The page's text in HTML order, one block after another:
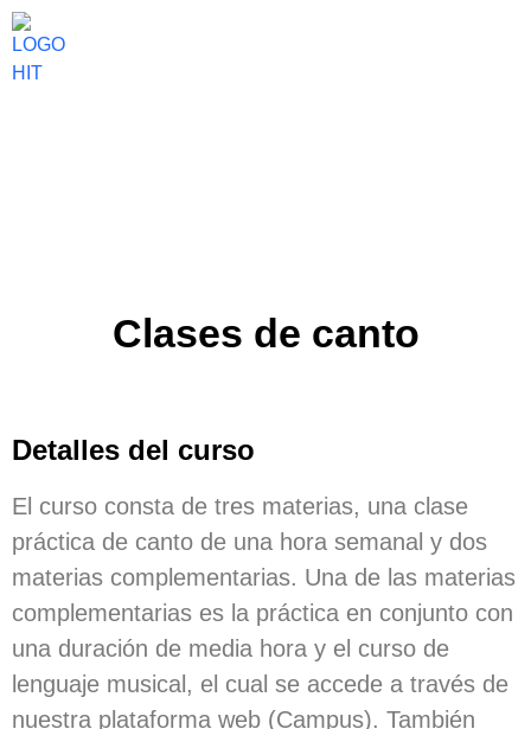
Clases de canto
Detalles del curso
El curso consta de tres materias, una clase
práctica de canto de una hora semanal y dos
materias complementarias. Una de las materias
complementarias es la práctica en conjunto con
una duración de media hora y el curso de
lenguaje musical, el cual se accede a través de
nuestra plataforma web (Campus). También